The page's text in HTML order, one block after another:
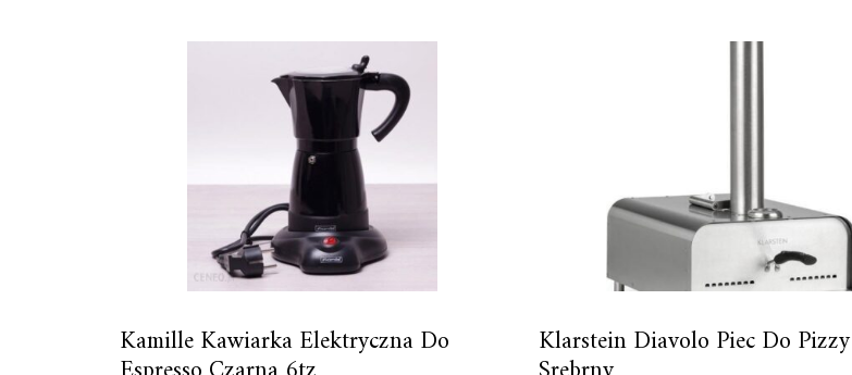
Kamille Kawiarka Elektryczna Do Klarstein Diavolo Piec Do Pizzy